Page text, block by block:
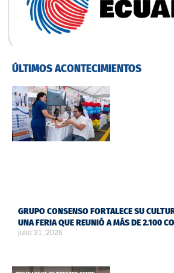
ÚLTIMOS ACONTECIMIENTOS
GRUPO CONSENSO FORTALECE SU
UNA FERIA QUE REUNIÓ A MÁS DE 2.100
julio 31, 2026